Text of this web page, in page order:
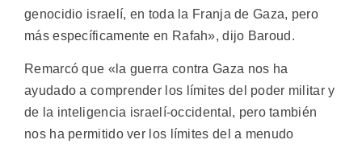
genocidio israelí, en toda la Franja de Gaza, pero
más específicamente en Rafah», dijo Baroud.
Remarcó que «la guerra contra Gaza nos ha
ayudado a comprender los límites del poder militar y
de la inteligencia israelí-occidental, pero también
nos ha permitido ver los límites del a menudo